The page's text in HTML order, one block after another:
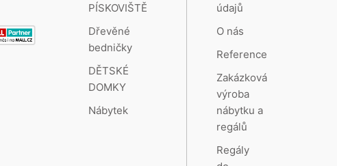
PÍSKOVIŠTĚ
Dřevěné
bedničky
DĚTSKÉ
DOMKY
Nábytek
údajů
O nás
Reference
Zakázková
výroba
nábytku a
regálů
Regály